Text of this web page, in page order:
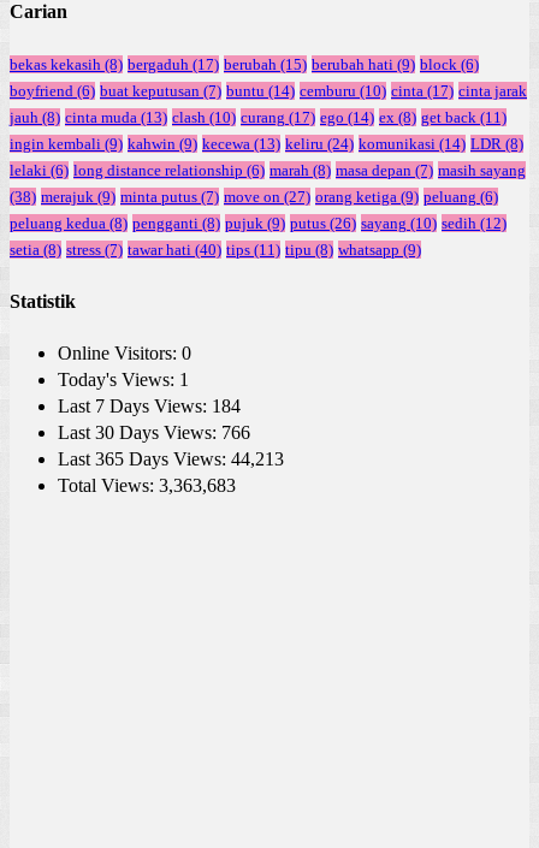
Carian
bekas kekasih (8) bergaduh (17) berubah (15) berubah hati (9) block (6)
boyfriend (6) buat keputusan (7) buntu (14) cemburu (10) cinta (17) cinta jarak
jauh (8) cinta muda (13) clash (10) curang (17) ego (14) ex (8) get back (11)
ingin kembali (9) kahwin (9) kecewa (13) keliru (24) komunikasi (14) LDR (8)
lelaki (6) long distance relationship (6) marah (8) masa depan (7) masih sayang
(38) merajuk (9) minta putus (7) move on (27) orang ketiga (9) peluang (6)
peluang kedua (8) pengganti (8) pujuk (9) putus (26) sayang (10) sedih (12)
setia (8) stress (7) tawar hati (40) tips (11) tipu (8) whatsapp (9)
Statistik
Online Visitors: 0
Today's Views: 1
Last 7 Days Views: 184
Last 30 Days Views: 766
Last 365 Days Views: 44,213
Total Views: 3,363,683